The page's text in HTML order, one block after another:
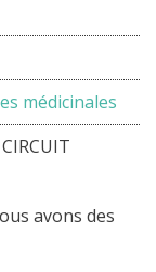
médicinales
avons des